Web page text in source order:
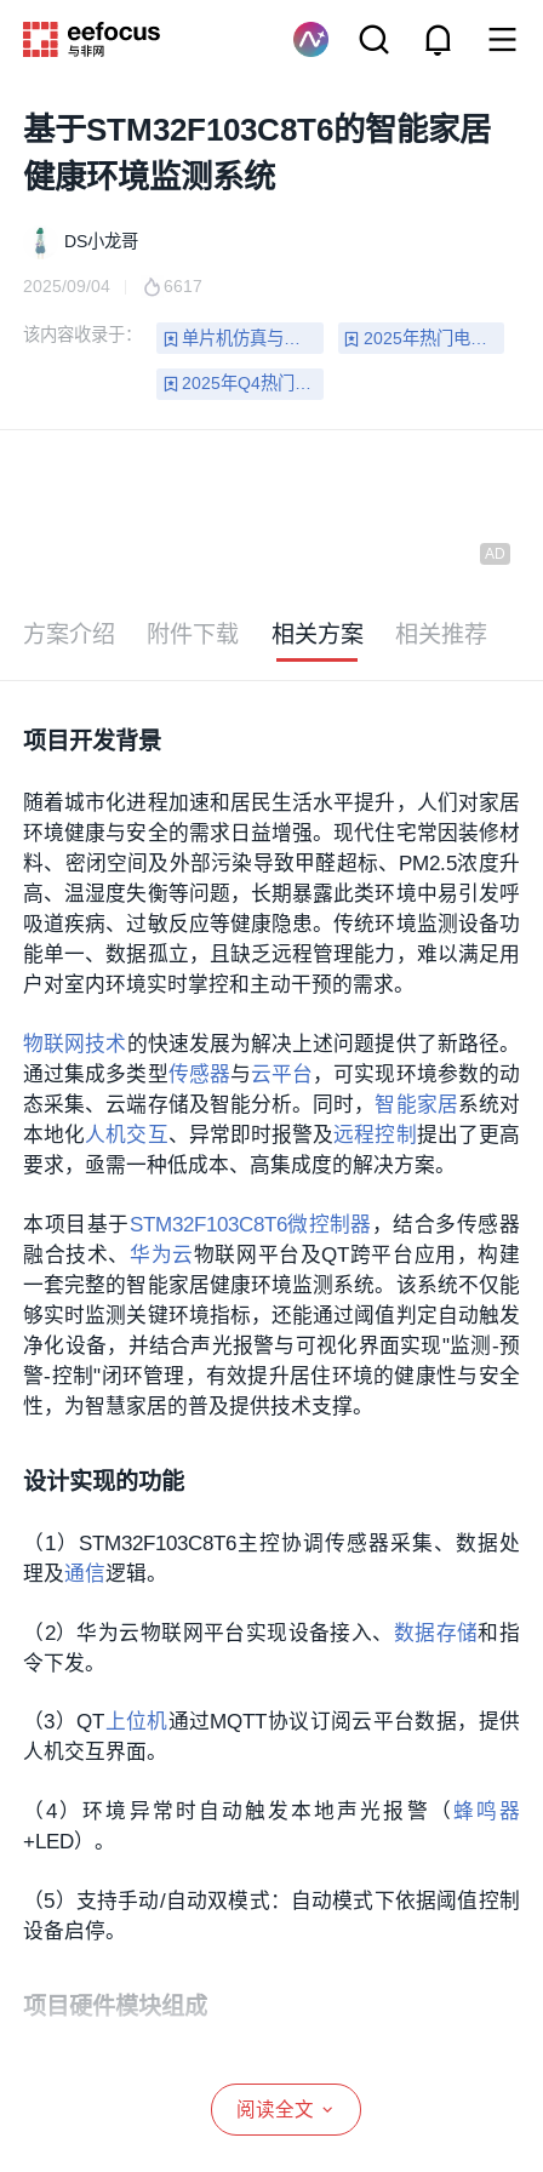
基于STM32F103C8T6的智能家居
健康环境监测系统
DS小龙哥
2025/09/04 6617
该内容收录于： 2025年热门电路精选方案100篇
2025年Q4热门电路设计方案top50
方案介绍 附件下载 相关方案 相关推荐
项目开发背景
随着城市化进程加速和居民生活水平提升，人们对家居
环境健康与安全的需求日益增强。现代住宅常因装修材
料、密闭空间及外部污染导致甲醛超标、PM2.5浓度升
高、温湿度失衡等问题，长期暴露此类环境中易引发呼
吸道疾病、过敏反应等健康隐患。传统环境监测设备功
能单一、数据孤立，且缺乏远程管理能力，难以满足用
户对室内环境实时掌控和主动干预的需求。
物联网技术的快速发展为解决上述问题提供了新路径。
通过集成多类型传感器与云平台 ，可实现环境参数的动
态采集、云端存储及智能分析。同时，智能家居系统对
本地化人机交互、异常即时报警及远程控制 提出了更高
要求，亟需一种低成本、高集成度的解决方案。
本项目基于STM32F103C8T6微控制器 ，结合多传感器
融合技术、华为云物联网平台及QT跨平台应用，构建
一套完整的智能家居健康环境监测系统。该系统不仅能
够实时监测关键环境指标，还能通过阈值判定自动触发
净化设备，并结合声光报警与可视化界面实现"监测-预
警-控制"闭环管理，有效提升居住环境的健康性与安全
性，为智慧家居的普及提供技术支撑。
设计实现的功能
（1）STM32F103C8T6主控协调传感器采集、数据处
理及通信逻辑。
（2）华为云物联网平台实现设备接入、 数据存储和指
令下发。
（3）QT上位机通过MQTT协议订阅云平台数据，提供
人机交互界面。
（4）环境异常时自动触发本地声光报警（蜂鸣器
+LED）。
（5）支持手动/自动双模式：自动模式下依据阈值控制
设备启停。
项目硬件模块组成
DHT11温湿度传感器、BH1750
阅读全文